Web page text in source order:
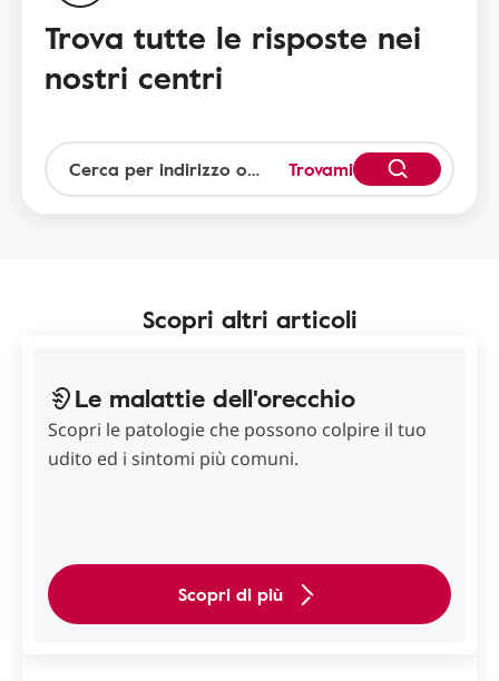
Trova tutte le risposte nei
nostri centri
Trovami
Scopri altri articoli
Le malattie dell'orecchio
Scopri le patologie che possono colpire il tuo
udito ed i sintomi più comuni.
Scopri di più